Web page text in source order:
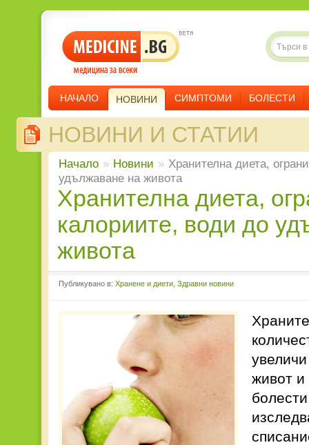
НАЧАЛО НОВИНИ СИМПТОМИ БОЛЕСТИ
НОВИНИ И СТАТИИ
Начало » Новини » Хранителна диета,
удължаване на живота
Хранителна диета, ограничаваща
калориите, води до
живота
Публикувано в: Хранене и диети Здравни новини
живот и